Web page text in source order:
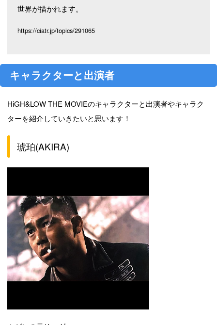
世界が描かれます。
https://ciatr.jp/topics/291065
キャラクターと出演者
HiGH&LOW THE MOVIEのキャラクターと出演者やキャラク
ターを紹介していきたいと思います！
琥珀(AKIRA)